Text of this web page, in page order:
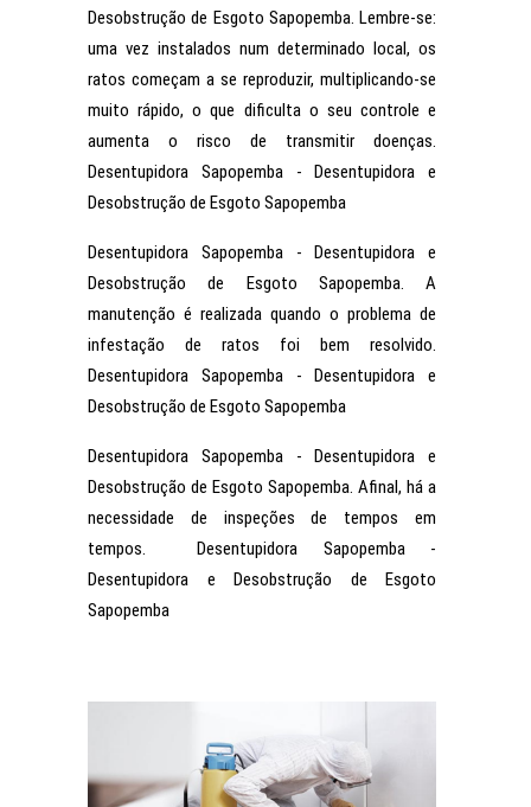
Desobstrução de Esgoto Sapopemba. Lembre-se:
uma vez instalados num determinado local, os
ratos começam a se reproduzir, multiplicando-se
muito rápido, o que dificulta o seu controle e
aumenta o risco de transmitir doenças.
Desentupidora Sapopemba - Desentupidora e
Desobstrução de Esgoto Sapopemba
Desentupidora Sapopemba - Desentupidora e
Desobstrução de Esgoto Sapopemba. A
manutenção é realizada quando o problema de
infestação de ratos foi bem resolvido.
Desentupidora Sapopemba - Desentupidora e
Desobstrução de Esgoto Sapopemba
Desentupidora Sapopemba - Desentupidora e
Desobstrução de Esgoto Sapopemba. Afinal, há a
necessidade de inspeções de tempos em
tempos. Desentupidora Sapopemba -
Desentupidora e Desobstrução de Esgoto
Sapopemba